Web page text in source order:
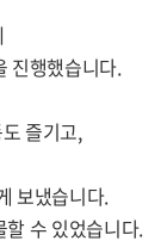
진행했습니다.
즐기고,
보냈습니다.
수 있었습니다.